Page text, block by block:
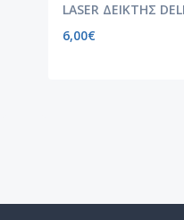
LASER ΔΕΙΚΤΗΣ DELI
6,00€